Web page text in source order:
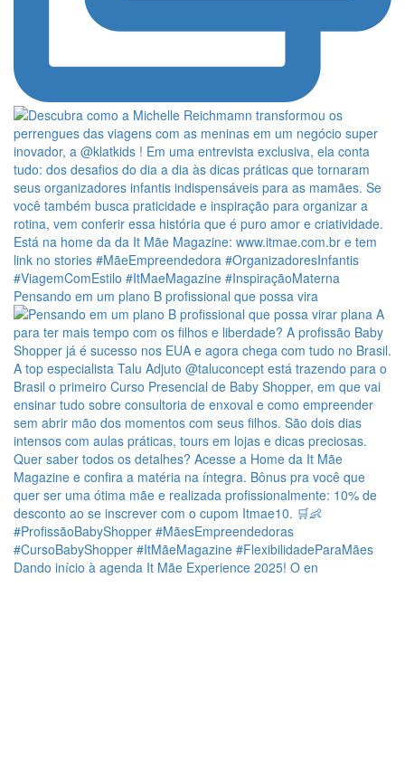
Pensando em um plano B profissional que possa vira
Dando início à agenda It Mãe Experience 2025! O en